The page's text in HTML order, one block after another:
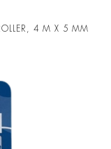
4 M X 5 MM